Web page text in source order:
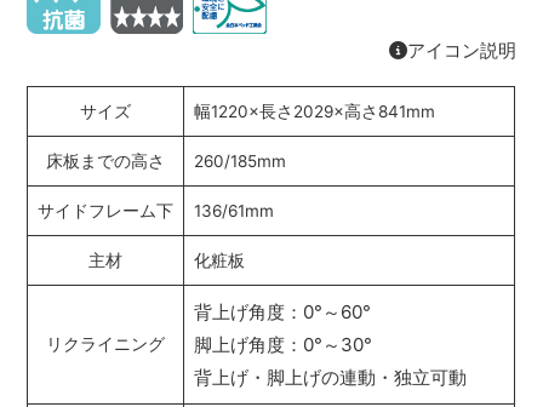
アイコン説明
サイズ 幅1220×長さ2029×高さ841mm
床板までの高さ 260/185mm
サイドフレーム下 136/61mm
主材 化粧板
リクライニング
背上げ角度：0°～60°
脚上げ角度：0°～30°
背上げ・脚上げの連動・独立可動